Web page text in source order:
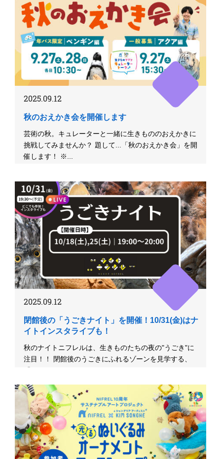
2025.09.12
秋のおえかき会を開催します
芸術の秋。キュレーターと一緒に生きもののおえかきに
挑戦してみませんか？ 題して...「秋のおえかき会」を開
催します！ ※...
2025.09.12
閉館後の「うごきナイト」を開催！10/31(金)はナ
イトインスタライブも！
秋のナイトニフレルは、生きものたちの夜の"うごき"に
注目！！ 閉館後のうごきにふれるゾーンを見学する、